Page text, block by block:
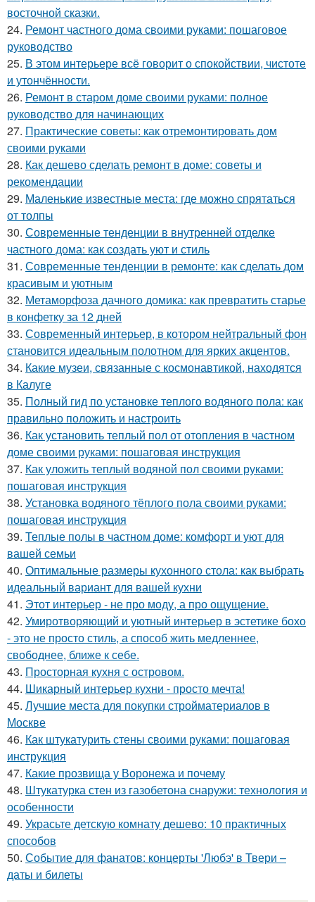
восточной сказки.
24. Ремонт частного дома своими руками: пошаговое
руководство
25. В этом интерьере всё говорит о спокойствии, чистоте
и утончённости.
26. Ремонт в старом доме своими руками: полное
руководство для начинающих
27. Практические советы: как отремонтировать дом
своими руками
28. Как дешево сделать ремонт в доме: советы и
рекомендации
29. Маленькие известные места: где можно спрятаться
от толпы
30. Современные тенденции в внутренней отделке
частного дома: как создать уют и стиль
31. Современные тенденции в ремонте: как сделать дом
красивым и уютным
32. Метаморфоза дачного домика: как превратить старье
в конфетку за 12 дней
33. Современный интерьер, в котором нейтральный фон
становится идеальным полотном для ярких акцентов.
34. Какие музеи, связанные с космонавтикой, находятся
в Калуге
35. Полный гид по установке теплого водяного пола: как
правильно положить и настроить
36. Как установить теплый пол от отопления в частном
доме своими руками: пошаговая инструкция
37. Как уложить теплый водяной пол своими руками:
пошаговая инструкция
38. Установка водяного тёплого пола своими руками:
пошаговая инструкция
39. Теплые полы в частном доме: комфорт и уют для
вашей семьи
40. Оптимальные размеры кухонного стола: как выбрать
идеальный вариант для вашей кухни
41. Этот интерьер - не про моду, а про ощущение.
42. Умиротворяющий и уютный интерьер в эстетике бохо
- это не просто стиль, а способ жить медленнее,
свободнее, ближе к себе.
43. Просторная кухня с островом.
44. Шикарный интерьер кухни - просто мечта!
45. Лучшие места для покупки стройматериалов в
Москве
46. Как штукатурить стены своими руками: пошаговая
инструкция
47. Какие прозвища у Воронежа и почему
48. Штукатурка стен из газобетона снаружи: технология и
особенности
49. Украсьте детскую комнату дешево: 10 практичных
способов
50. Событие для фанатов: концерты 'Любэ' в Твери –
даты и билеты